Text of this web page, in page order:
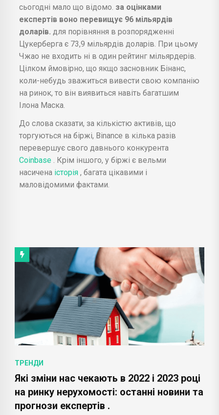
сьогодні мало що відомо. за оцінками
експертів воно перевищує 96 мільярдів
доларів. для порівняння в розпорядженні
Цукерберга є 73,9 мільярдів доларів. При цьому
Чжао не входить ні в один рейтинг мільярдерів.
Цілком ймовірно, що якщо засновник Бінанс,
коли-небудь зважиться вивести свою компанію
на ринок, то він виявиться навіть багатшим
Ілона Маска.
До слова сказати, за кількістю активів, що
торгуються на біржі, Binance в кілька разів
перевершує свого давнього конкурента
Coinbase
. Крім іншого, у біржі є вельми
насичена історія , багата цікавими і
маловідомими фактами.
ТРЕНДИ
Які зміни нас чекають в 2022 і 2023 році
на ринку нерухомості: останні новини та
прогнози експертів .